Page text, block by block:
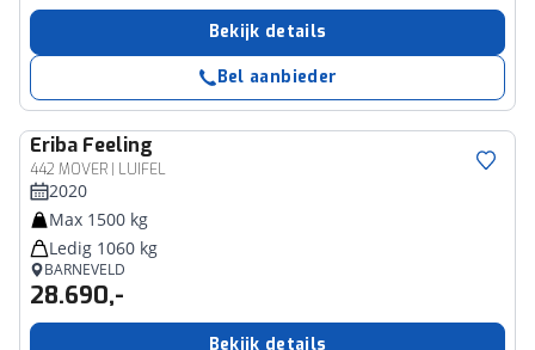
Bekijk details
Bel aanbieder
Eriba Feeling
442 MOVER | LUIFEL
2020
Max 1500 kg
Ledig 1060 kg
BARNEVELD
28.690,-
Bekijk details